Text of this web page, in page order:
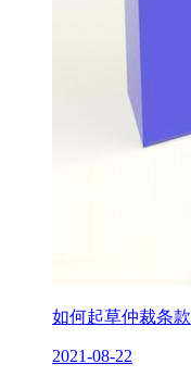
如何起草仲裁条款
2021-08-22